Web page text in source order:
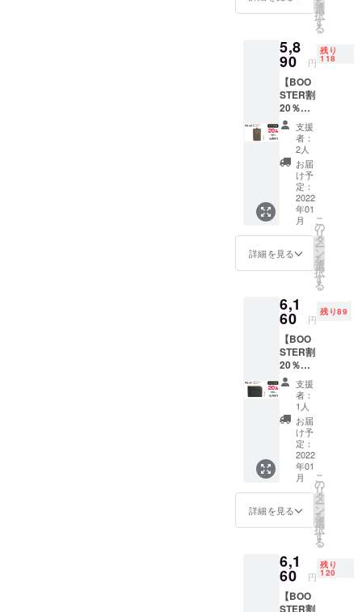
れからも、
既成概念に
とらわれな
い発想で時
代を問わず
本当に使い
やすい商品
を表現して
いくモノづ
くりを続け
ていきま
す。
産状況
により
お届け
が遅れ
る可能
性がご
ざいま
す。 ※
仕様・
デザイ
ンに若
干の修
正が入
る場合
もござ
いま
品番：
ラー：
ブラッ
ク カー
ドスラ
イドパ
スケー
ス 一般
販売価
7,370円
込)→5,8
90 円(税
込) ＊
送料無
料 ※生
産状況
が遅れ
る可能
ざいま
す。 ※
仕様・
デザイ
ンに若
干の修
正が入
る場合
もござ
いま
す。
選
択
す
る
5,8
90 円
残り
118
【BOO
STER割
20％OF
F】 2枚
のIC
カード
を切り
替えて
使える
本革
ウォ
レット
＆パス
ケース
品番：
ラー：
ブラウ
ン カー
ドスラ
イドパ
スケー
ス 一般
販売価
7,370円
込)→5,8
90 円(税
込) ＊
送料無
料 ※生
産状況
が遅れ
る可能
ざいま
支援
者：
2人
お届
け予
定：
2022
年01
月
詳細を見る
こ
の
リ
タ
ー
ン
を
選
択
す
る
6,1
60 円
残り89
【BOO
STER割
20％OF
F】 2枚
のIC
カード
を切り
替えて
使える
本革
ウォ
レット
＆パス
ケース
品番：
ラー：
ブラッ
ク ス
マート
支援
者：
1人
お届
け予
定：
2022
年01
月
詳細を見る
こ
の
リ
タ
ー
ン
を
選
択
す
る
6,1
60 円
残り
120
【BOO
STER割